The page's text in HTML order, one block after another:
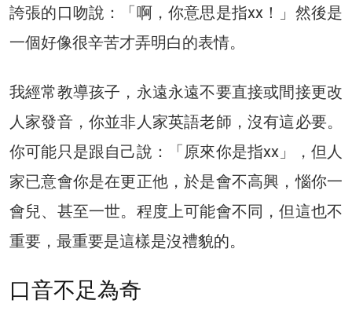
誇張的口吻說：「啊，你意思是指xx！」然後是
一個好像很辛苦才弄明白的表情。
我經常教導孩子，永遠永遠不要直接或間接更改
人家發音，你並非人家英語老師，沒有這必要。
你可能只是跟自己說：「原來你是指xx」，但人
家已意會你是在更正他，於是會不高興，惱你一
會兒、甚至一世。程度上可能會不同，但這也不
重要，最重要是這樣是沒禮貌的。
口音不足為奇